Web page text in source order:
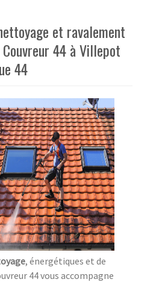
et ravalement
44 à Villepot
44
, énergétiques et de
44 vous accompagne